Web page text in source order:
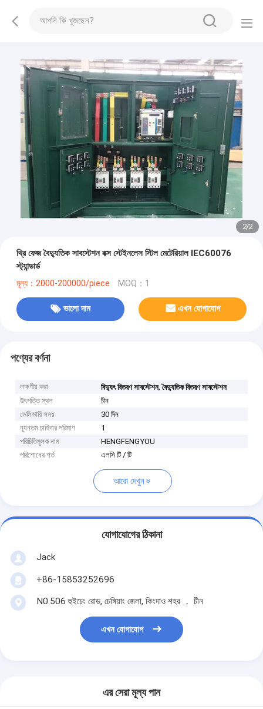
2/2
থ্রি ফেজ বৈদ্যুতিক সাবস্টেশন বক্স স্টেইনলেস স্টিল মেটেরিয়াল IEC60076
স্ট্যান্ডার্ড
মূল্য：2000-200000/piece MOQ：1
ভালো দাম এখন যোগাযোগ
পণ্যের বর্ণনা
লক্ষণীয় করা বিদ্যুৎ বিতরণ সাবস্টেশন,বৈদ্যুতিক বিতরণ সাবস্টেশন
উৎপত্তি স্থল
চীন
ডেলিভারি সময়
30 দিন
ন্যূনতম চাহিদার পরিমাণ
1
পরিচিতিমুলক নাম
HENGFENGYOU
পরিশোধের শর্ত
এলসি টি / টি
আরো দেখুন
যোগাযোগের ঠিকানা
Jack
+86-15853252696
N0.506 হুইচেং রোড, চেঙ্গিয়াং জেলা, কিংদাও শহর ， চীন
এখন যোগাযোগ
এর সেরা মূল্য পান